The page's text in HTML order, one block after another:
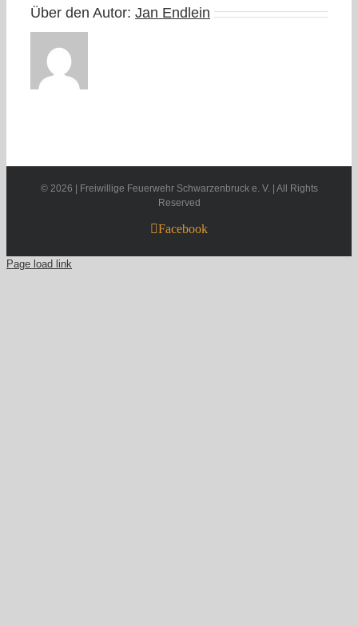
Über den Autor: Jan Endlein
© 2026 | Freiwillige Feuerwehr Schwarzenbruck e. V. | All Rights
Reserved
Facebook
Page load link